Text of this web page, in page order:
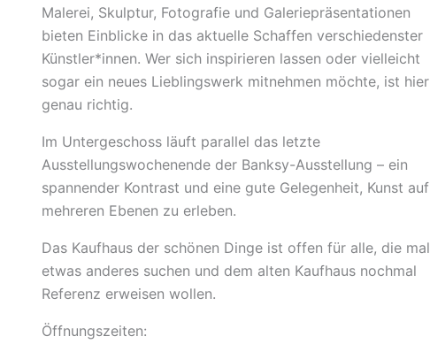
Malerei, Skulptur, Fotografie und Galeriepräsentationen
bieten Einblicke in das aktuelle Schaffen verschiedenster
Künstler*innen. Wer sich inspirieren lassen oder vielleicht
sogar ein neues Lieblingswerk mitnehmen möchte, ist hier
genau richtig.
Im Untergeschoss läuft parallel das letzte
Ausstellungswochenende der Banksy-Ausstellung – ein
spannender Kontrast und eine gute Gelegenheit, Kunst auf
mehreren Ebenen zu erleben.
Das Kaufhaus der schönen Dinge ist offen für alle, die mal
etwas anderes suchen und dem alten Kaufhaus nochmal
Referenz erweisen wollen.
Öffnungszeiten: